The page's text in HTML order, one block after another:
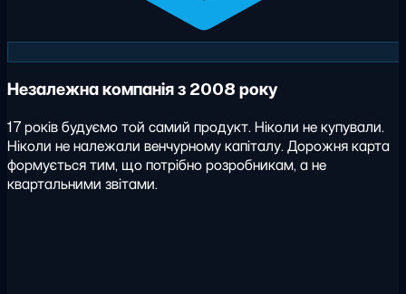
Незалежна компанія з 2008 року
17 років будуємо той самий продукт. Ніколи не купували.
Ніколи не належали венчурному капіталу. Дорожня карта
формується тим, що потрібно розробникам, а не
квартальними звітами.